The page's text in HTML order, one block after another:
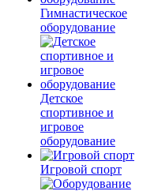
Гимнастическое
оборудование
Детское
спортивное и
игровое
оборудование
Игровой спорт